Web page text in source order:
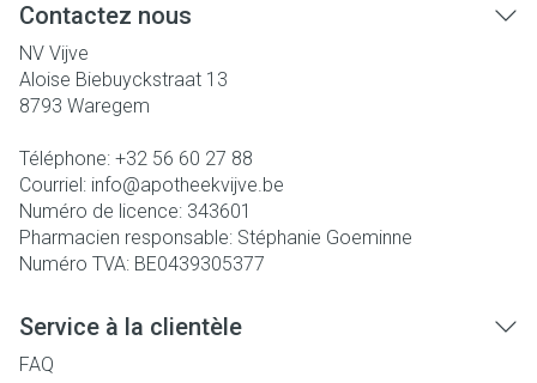
Contactez nous
NV Vijve
Aloise Biebuyckstraat 13
8793 Waregem
Téléphone: +32 56 60 27 88
Courriel: info@apotheekvijve.be
Numéro de licence: 343601
Pharmacien responsable: Stéphanie Goeminne
Numéro TVA: BE0439305377
Service à la clientèle
FAQ